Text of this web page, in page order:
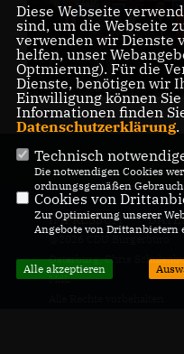
IMPRESSUM
@2026 CDU Bürgerbüro
Osterburg, Chris
MdL
Diese Webseite
sind, um die Webseite
verwenden wir Dienste
helfen, unser
Optmierung). Für die
Dienste, benötigen wir
Einwilligung können
Informationen finden
Datenschutzerklärung.
Technisch
Die notwendigen Cookies
ordnungsgemäßen
Cookies von
Zur Optimierung unserer
Angebote von Drittanbietern
Alle akzeptieren